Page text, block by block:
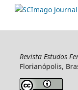
Revista Estudos
Florianópolis,